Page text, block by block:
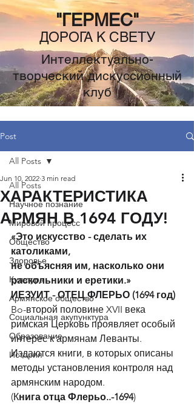
"ГЕРМЕС"
ДОРОГА К СВЕТУ
Интеллектуально-
творческий дискуссионный
клуб
Post
All Posts
Научное познание
Мировой процесс
Общество
Здоровье
Культура
Армянское общество
Социальная акупунктура
Образование
История
All Posts
ХАРАКТЕРИСТИКА
АРМЯН В 1694 ГОДУ!
Jun 10, 2022 3 min read
«Это искусство - сделать их
католиками,
не объясняя им, насколько они
раскольники и еретики.»
ИЕЗУИТ - ОТЕЦ ФЛЕРЬО (1694 год)
Bo-второй половине XVII века
римская Церковь проявляет особый
интерес к армянам Леванты.
Издаются книги, в которых описаны
методы установления контроля над
армянским народом.
(Книга отца Флерьо..-1694)